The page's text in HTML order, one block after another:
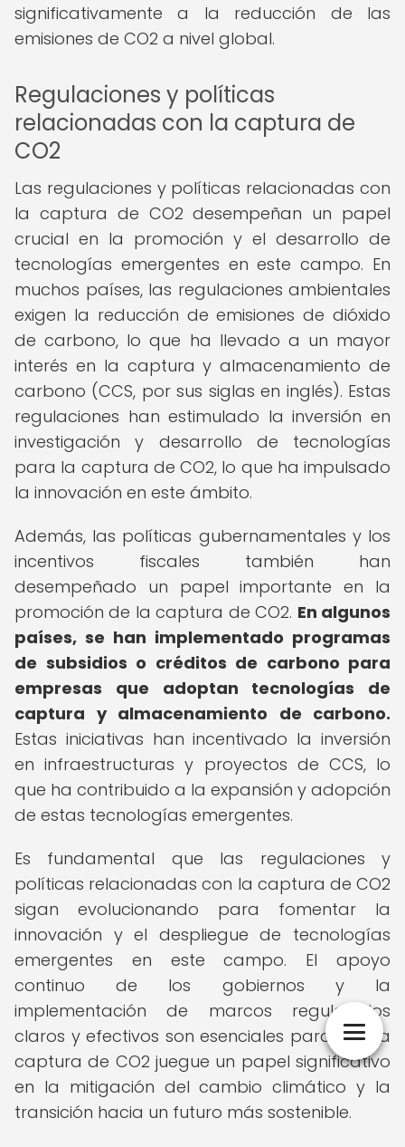
significativamente a la reducción de las
emisiones de CO2 a nivel global.
Regulaciones y políticas
relacionadas con la captura de
CO2
Las regulaciones y políticas relacionadas con
la captura de CO2 desempeñan un papel
crucial en la promoción y el desarrollo de
tecnologías emergentes en este campo. En
muchos países, las regulaciones ambientales
exigen la reducción de emisiones de dióxido
de carbono, lo que ha llevado a un mayor
interés en la captura y almacenamiento de
carbono (CCS, por sus siglas en inglés). Estas
regulaciones han estimulado la inversión en
investigación y desarrollo de tecnologías
para la captura de CO2, lo que ha impulsado
la innovación en este ámbito.
Además, las políticas gubernamentales y los
incentivos fiscales también han
desempeñado un papel importante en la
promoción de la captura de CO2. En algunos
países, se han implementado programas
de subsidios o créditos de carbono para
empresas que adoptan tecnologías de
captura y almacenamiento de carbono.
Estas iniciativas han incentivado la inversión
en infraestructuras y proyectos de CCS, lo
que ha contribuido a la expansión y adopción
de estas tecnologías emergentes.
Es fundamental que las regulaciones y
políticas relacionadas con la captura de CO2
sigan evolucionando para fomentar la
innovación y el despliegue de tecnologías
emergentes en este campo. El apoyo
continuo de los gobiernos y la
implementación de marcos regulatorios
claros y efectivos son esenciales para que la
captura de CO2 juegue un papel significativo
en la mitigación del cambio climático y la
transición hacia un futuro más sostenible.